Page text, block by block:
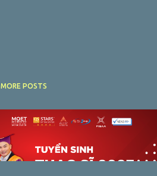
MORE POSTS